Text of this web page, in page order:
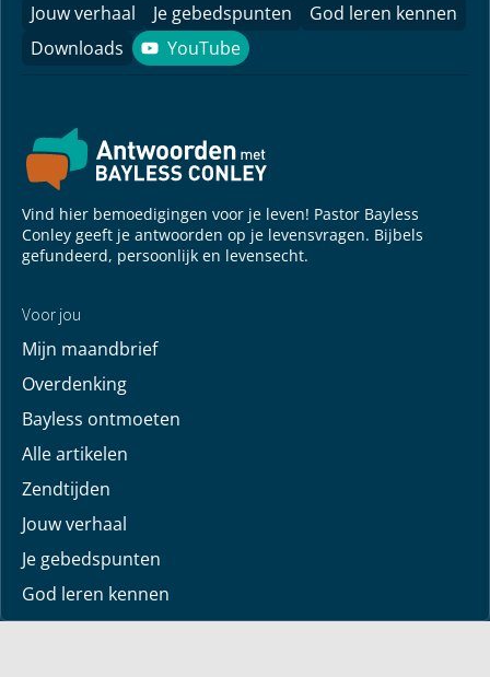
Jouw verhaal
Je gebedspunten
God leren kennen
Downloads
YouTube
YouTube
Vind hier bemoedigingen voor je leven! Pastor Bayless
Conley geeft je antwoorden op je levensvragen. Bijbels
gefundeerd, persoonlijk en levensecht.
Voor jou
Mijn maandbrief
Overdenking
Bayless ontmoeten
Alle artikelen
Zendtijden
Jouw verhaal
Je gebedspunten
God leren kennen
Downloads